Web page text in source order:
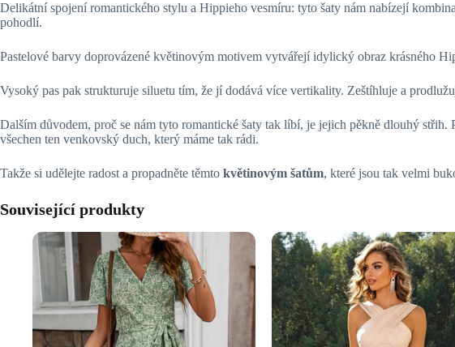
Delikátní spojení romantického stylu a Hippieho vesmíru: tyto šaty nám nabízejí
pohodlí.
Pastelové barvy doprovázené květinovým motivem vytvářejí idylický obraz krásného
Vysoký pas pak strukturuje siluetu tím, že jí dodává více vertikality. Zeštíhluje a
Dalším důvodem, proč se nám tyto romantické šaty tak líbí, je jejich pěkně dlouhý
všechen ten venkovský duch, který máme tak rádi.
Takže si udělejte radost a propadněte těmto květinovým šatům, které jsou tak velmi
Související produkty